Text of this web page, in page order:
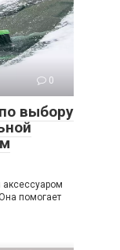
0
выбору
помогает